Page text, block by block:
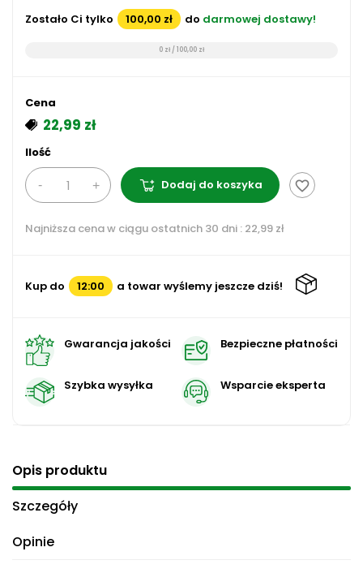
Zostało Ci tylko 100,00 zł do darmowej dostawy!
0 zł / 100,00 zł
Cena
22,99 zł
Ilość
Dodaj do koszyka favorite_border
Najniższa cena w ciągu ostatnich 30 dni : 22,99 zł
Kup do 12:00 a towar wyślemy jeszcze dziś!
Gwarancja jakości Bezpieczne płatności
Szybka wysyłka Wsparcie eksperta
Opis produktu
Szczegóły
Opinie